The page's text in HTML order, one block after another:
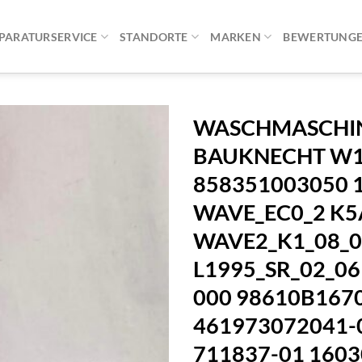
STANDORTE MARKEN
BAUKNECHT
858351003050
WAVE_EC0_2
000
461973072041-
711837-01